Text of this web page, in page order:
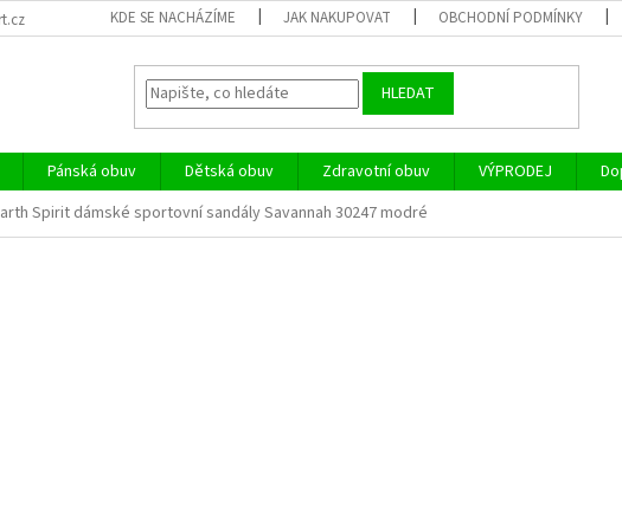
KDE SE NACHÁZÍME JAK NAKUPOVAT OBCHODNÍ PODMÍNKY
HLEDAT
Pánská obuv Dětská obuv Zdravotní obuv VÝPRODEJ
Spirit dámské sportovní sandály Savannah 30247 modré